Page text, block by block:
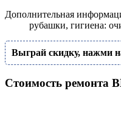
Дополнительная
рубашки, гигиена:
Выграй скидку, нажми
Стоимость ремонта